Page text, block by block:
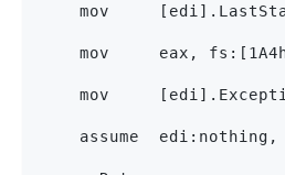
mov
mov     eax,
mov
assume  edi:nothing,